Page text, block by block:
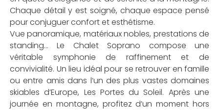
Chaque détail y est soigné, chaque espace pensé
pour conjuguer confort et esthétisme.
Vue panoramique, matériaux nobles, prestations de
standing… Le Chalet Soprano compose une
véritable symphonie de raffinement et de
convivialité. Un lieu idéal pour se retrouver en famille
ou entre amis dans l’un des plus vastes domaines
skiables d’Europe, Les Portes du Soleil. Après une
journée en montagne, profitez d’un moment hors